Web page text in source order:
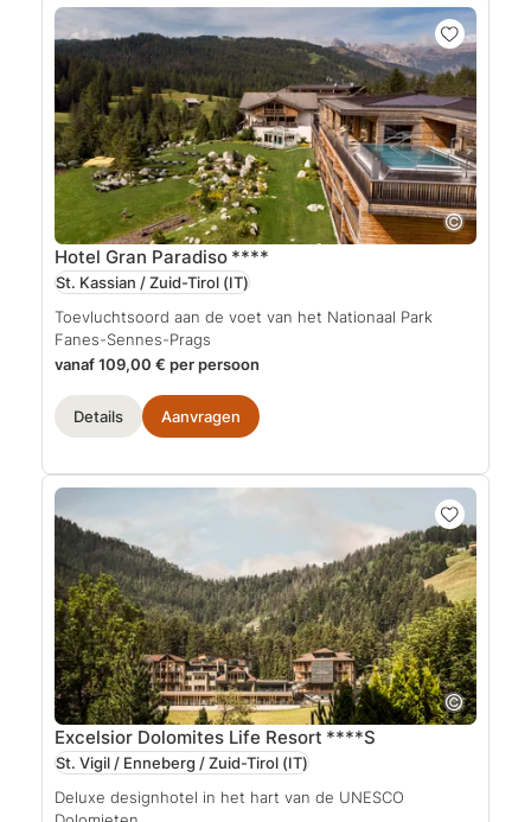
Hotel Gran Paradiso ****
St. Kassian / Zuid-Tirol (IT)
Toevluchtsoord aan de voet van het Nationaal Park
Fanes-Sennes-Prags
vanaf 109,00 € per persoon
Details Aanvragen
Excelsior Dolomites Life Resort ****S
St. Vigil / Enneberg / Zuid-Tirol (IT)
Deluxe designhotel in het hart van de UNESCO